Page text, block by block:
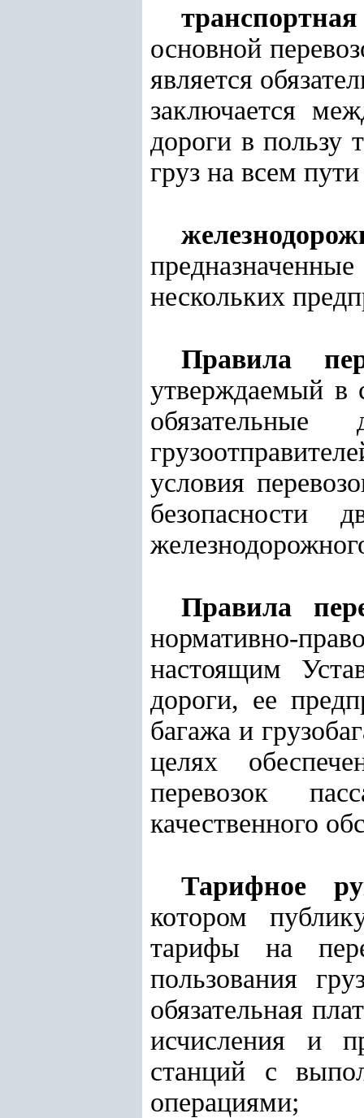
основной
является
заключается
дороги в пользу
груз на всем
нескольких
Правила
утверждаемый в
условия
безопасности
Правила
нормативно-
настоящим
дороги, ее
багажа и
целях
перевозок
качественного
Тарифное
котором
тарифы на
пользования
обязательная
исчисления и
станций с
операциями;